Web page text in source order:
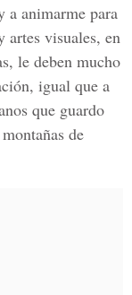
a animarme para
artes visuales, en
le deben mucho
igual que a
que guardo
de